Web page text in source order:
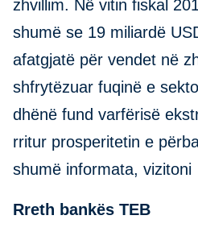
zhvillim. Në vitin fiskal
shumë se 19 miliardë
afatgjatë për vendet në
shfrytëzuar fuqinë e
dhënë fund varfërisë
rritur prosperitetin e
shumë informata,
Rreth bankës TEB